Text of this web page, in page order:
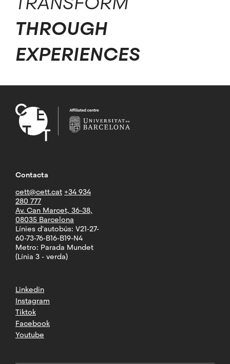
THROUGH
EXPERIENCES
Contacta
cett@cett.cat +34 934
280 777
Av. Can Marcet, 36-38,
08035 Barcelona
Línies d'autobús: V21-27-
60-73-76-B16-B19-N4
Metro: Parada Mundet
(Línia 3 - verda)
Linkedin
Instagram
Tiktok
Facebook
Youtube